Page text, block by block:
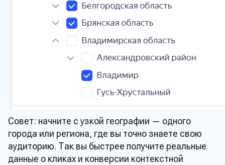
Совет: начните с узкой географии — одного
города или региона, где вы точно знаете свою
аудиторию. Так вы быстрее получите реальные
данные о кликах и конверсии контекстной